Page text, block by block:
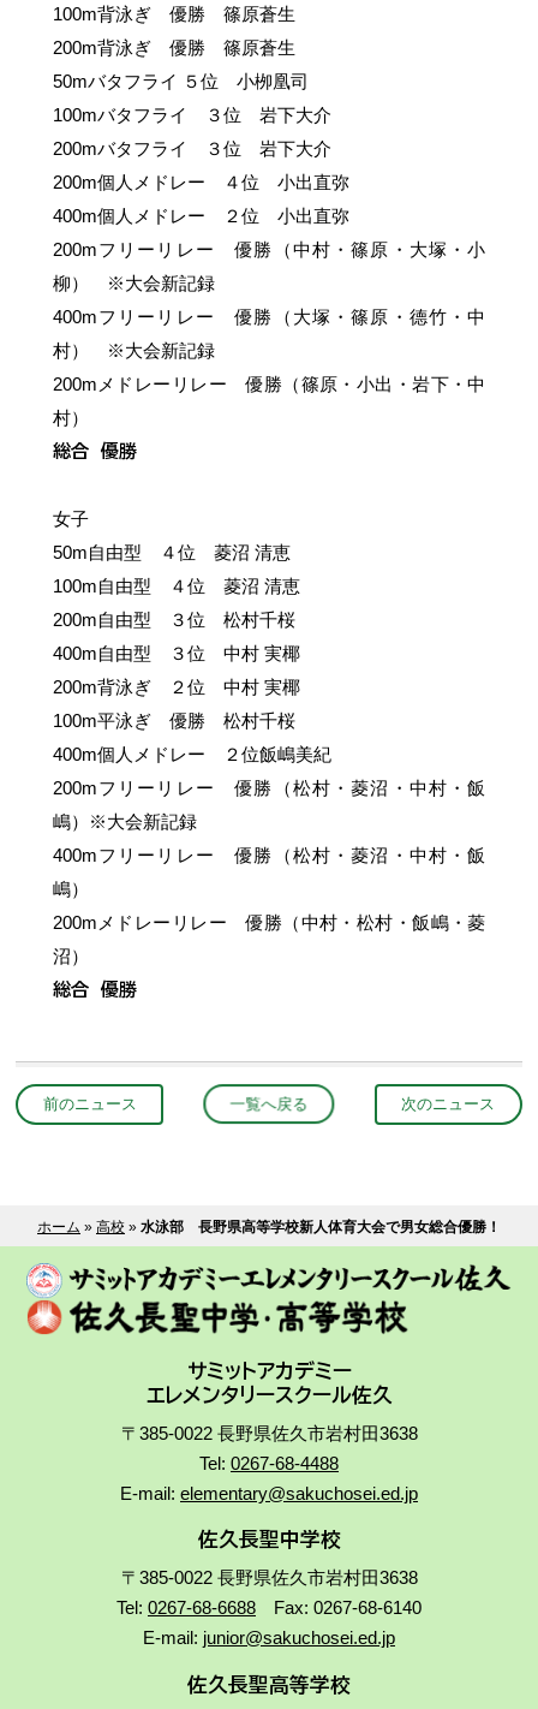
100m背泳ぎ 優勝 篠原蒼生
200m背泳ぎ 優勝 篠原蒼生
50mバタフライ ５位 小栁凰司
100mバタフライ ３位 岩下大介
200mバタフライ ３位 岩下大介
200m個人メドレー ４位 小出直弥
400m個人メドレー ２位 小出直弥
200mフリーリレー 優勝（中村・篠原・大塚・小
柳） ※大会新記録
400mフリーリレー 優勝（大塚・篠原・德竹・中
村） ※大会新記録
200mメドレーリレー 優勝（篠原・小出・岩下・中
村）
総合 優勝
女子
50m自由型 ４位 菱沼 清恵
100m自由型 ４位 菱沼 清恵
200m自由型 ３位 松村千桜
400m自由型 ３位 中村 実椰
200m背泳ぎ ２位 中村 実椰
100m平泳ぎ 優勝 松村千桜
400m個人メドレー ２位飯嶋美紀
200mフリーリレー 優勝（松村・菱沼・中村・飯
嶋）※大会新記録
400mフリーリレー 優勝（松村・菱沼・中村・飯
嶋）
200mメドレーリレー 優勝（中村・松村・飯嶋・菱
沼）
総合 優勝
前のニュース 一覧へ戻る 次のニュース
ホーム » 高校 » 水泳部 長野県高等学校新人体育大会で男女総合優勝！
サミットアカデミー
エレメンタリースクール佐久
〒385-0022 長野県佐久市岩村田3638
Tel: 0267-68-4488
E-mail: elementary@sakuchosei.ed.jp
佐久長聖中学校
〒385-0022 長野県佐久市岩村田3638
Tel: 0267-68-6688 Fax: 0267-68-6140
E-mail: junior@sakuchosei.ed.jp
佐久長聖高等学校